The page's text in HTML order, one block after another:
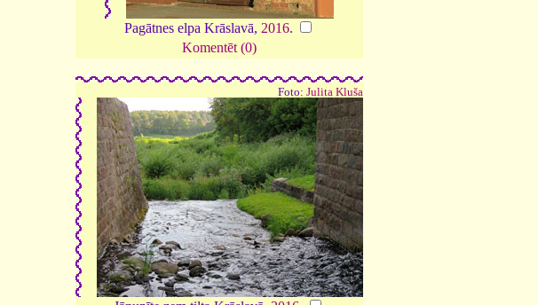
Pagātnes elpa Krāslavā, 2016.
Komentēt (0)
Foto: Julita Kluša